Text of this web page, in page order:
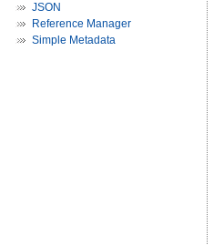
JSON
Reference Manager
Simple Metadata